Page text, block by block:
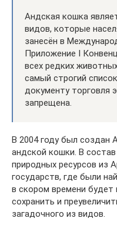
Андская кошка
видов, которые
занесён в
Приложение I
всех редких
самый строгий
документу торговля
запрещена.
В 2004 году был создан
андской кошки. В
природных ресурсов из
государств, где были
в скором времени будет
сохранить и
загадочного из видов.